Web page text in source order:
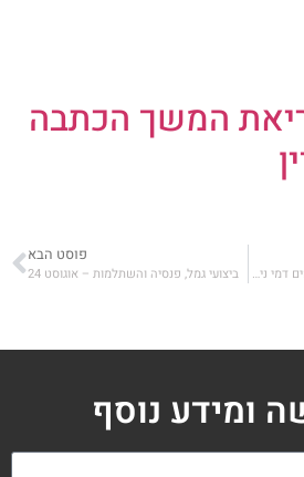
המשך הכתבה
מאות אלפי ישראלים עדיין משלמים דמי ניהול מקסימליים בחיסכון הפנסיוני
פוסט הבא
ביצועי גמל, פנסיה והשתלמות – אוגוסט 24
ומידע נוסף